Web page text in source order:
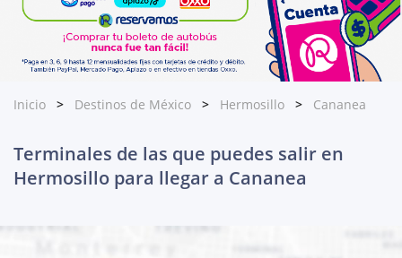
Inicio Destinos de México Hermosillo Cananea
Terminales de las que puedes salir en
Hermosillo para llegar a Cananea